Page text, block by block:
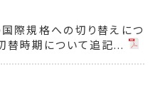
際規格への切り替えにつ
替時期について追記...